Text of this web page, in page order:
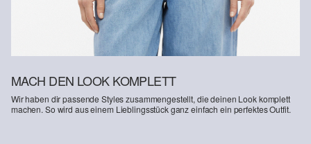
MACH DEN LOOK KOMPLETT
Wir haben dir passende Styles zusammengestellt, die deinen Look komplett
machen. So wird aus einem Lieblingsstück ganz einfach ein perfektes Outfit.